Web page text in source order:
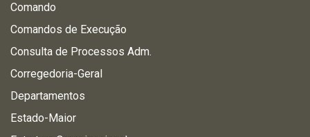
Comando
Comandos de Execução
Consulta de Processos Adm.
Corregedoria-Geral
Departamentos
Estado-Maior